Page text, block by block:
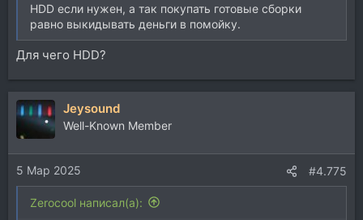
HDD если нужен, а так покупать готовые сборки
равно выкидывать деньги в помойку.
Для чего HDD?
Jeysound
Well-Known Member
5 Мар 2025 #4.775
Zerocool написал(а):